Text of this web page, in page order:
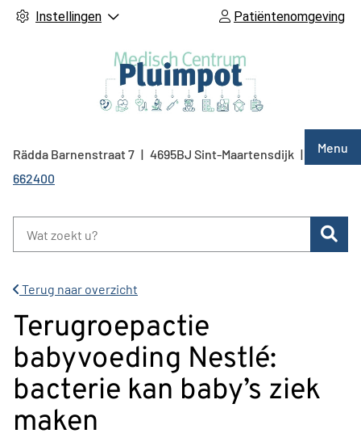
Instellingen Patiëntenomgeving
Menu
Rädda Barnenstraat7 4695BJ Sint-Maartensdijk
0166
662400
Terug naar overzicht
Terugroepactie
babyvoeding Nestlé:
bacterie kan baby’s ziek
maken